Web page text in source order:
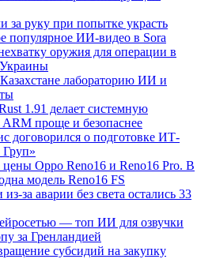
за руку при попытке украсть
популярное ИИ-видео в Sora
оружия для операции в
лабораторию ИИ и
1.91 делает системную
ARM проще и безопаснее
договорился о подготовке ИТ-
Oppo Reno16 и Reno16 Pro. В
модель Reno16 FS
за аварии без света остались 33
— топ ИИ для озвучки
за Гренландией
субсидий на закупку